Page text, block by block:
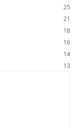
25
21
18
16
14
13